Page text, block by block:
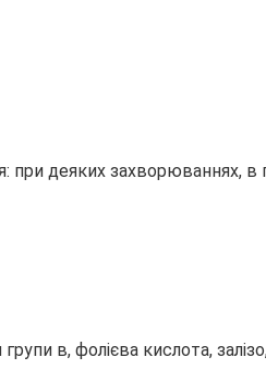
деяких захворюваннях, в
групи в, фолієва кислота,